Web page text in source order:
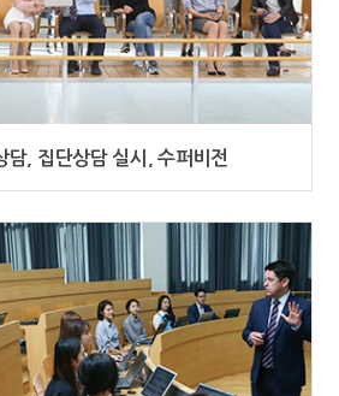
담, 집단상담 실시, 수퍼비전